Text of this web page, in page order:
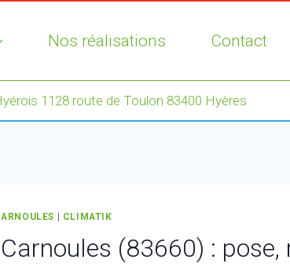
Nos réalisations Contact
1128 route de Toulon 83400 Hyères
CLIMATIK
(83660) : pose,